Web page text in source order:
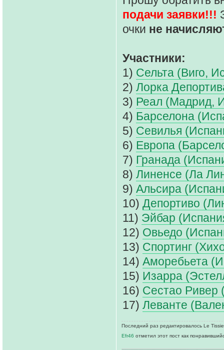
подачи заявки!!!
очки не
Участники:
1) Сельта (Виго,
2) Лорка
3) Реал (Мадрид,
4) Барселона
5) Севилья
6) Европа
7) Гранада
8) Линенсе (Ла
9) Альсира
10) Депортиво
11) Эйбар
12) Овьедо
13) Спортинг
14) Аморебьета
15) Изарра
16) Сестао Ривер
17) Леванте
Последний раз редактировалось Le
Efr46 отметил этот пост как